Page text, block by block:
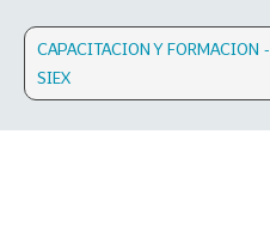
CAPACITACION Y FORMACION -
SIEX